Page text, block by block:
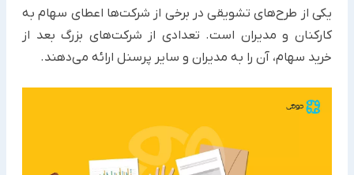
یکی از طرح‌های تشویقی در برخی از شرکت‌ها اعطای سهام به
کارکنان و مدیران است. تعدادی از شرکت‌های بزرگ بعد از
خرید سهام، آن را به مدیران و سایر پرسنل ارائه می‌دهند.